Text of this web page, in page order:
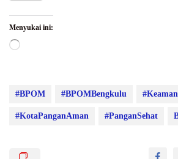
Menyukai ini:
Memuat...
#BPOM #BPOMBengkulu
#KotaPanganAman #PanganSehat